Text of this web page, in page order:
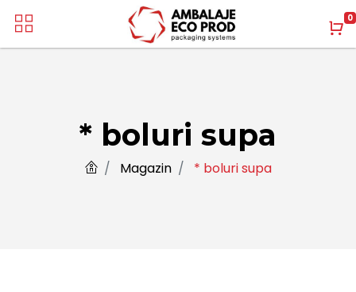
0
* boluri supa
Magazin * boluri supa